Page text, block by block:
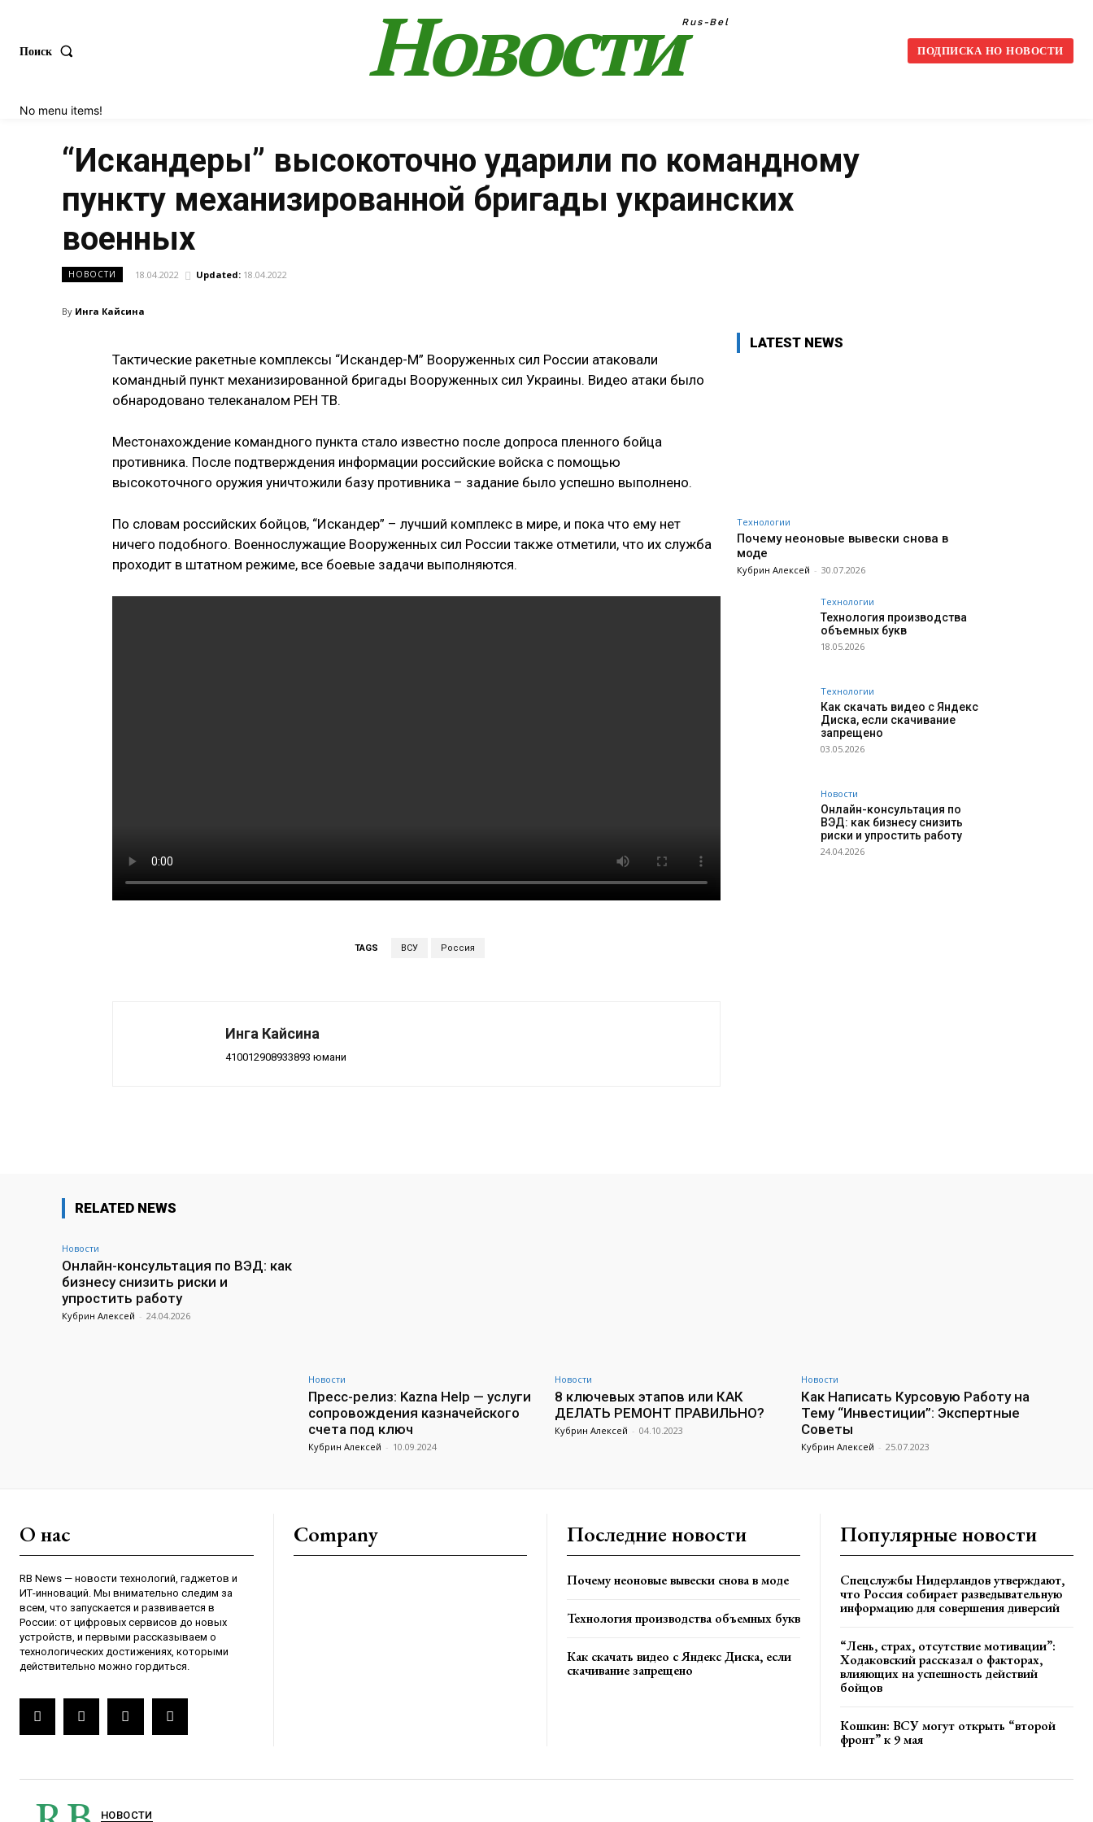
Поиск НовостиRus-Bel
ПОДПИСКА НО НОВОСТИ
No menu items!
“Искандеры” высокоточно ударили по командному
пункту механизированной бригады украинских
военных
НОВОСТИ 18.04.2022 Updated: 18.04.2022
By Инга Кайсина
Тактические ракетные комплексы “Искандер-М” Вооруженных сил России атаковали
командный пункт механизированной бригады Вооруженных сил Украины. Видео атаки было
обнародовано телеканалом РЕН ТВ.
Местонахождение командного пункта стало известно после допроса пленного бойца
противника. После подтверждения информации российские войска с помощью
высокоточного оружия уничтожили базу противника – задание было успешно выполнено.
По словам российских бойцов, “Искандер” – лучший комплекс в мире, и пока что ему нет
ничего подобного. Военнослужащие Вооруженных сил России также отметили, что их служба
проходит в штатном режиме, все боевые задачи выполняются.
TAGS ВСУ Россия
Инга Кайсина
410012908933893 юмани
LATEST NEWS
Технологии
Почему неоновые вывески снова в
моде
Кубрин Алексей - 30.07.2026
Технологии
Технология производства
объемных букв
18.05.2026
Технологии
Как скачать видео с Яндекс
Диска, если скачивание
запрещено
03.05.2026
Новости
Онлайн-консультация по
ВЭД: как бизнесу снизить
риски и упростить работу
24.04.2026
RELATED NEWS
Новости
Онлайн-консультация по ВЭД: как
бизнесу снизить риски и
упростить работу
Кубрин Алексей - 24.04.2026
Новости
Пресс-релиз: Kazna Help — услуги
сопровождения казначейского
счета под ключ
Кубрин Алексей - 10.09.2024
Новости
8 ключевых этапов или КАК
ДЕЛАТЬ РЕМОНТ ПРАВИЛЬНО?
Кубрин Алексей - 04.10.2023
Новости
Как Написать Курсовую Работу на
Тему “Инвестиции”: Экспертные
Советы
Кубрин Алексей - 25.07.2023
О нас
RB News — новости технологий, гаджетов и
ИТ-инноваций. Мы внимательно следим за
всем, что запускается и развивается в
России: от цифровых сервисов до новых
устройств, и первыми рассказываем о
технологических достижениях, которыми
действительно можно гордиться.
Company Последние новости
Почему неоновые вывески снова в моде
Технология производства объемных букв
Как скачать видео с Яндекс Диска, если
скачивание запрещено
Популярные новости
Спецслужбы Нидерландов утверждают,
что Россия собирает разведывательную
информацию для совершения диверсий
“Лень, страх, отсутствие мотивации”:
Ходаковский рассказал о факторах,
влияющих на успешность действий
бойцов
Кошкин: ВСУ могут открыть “второй
фронт” к 9 мая
НОВОСТИ